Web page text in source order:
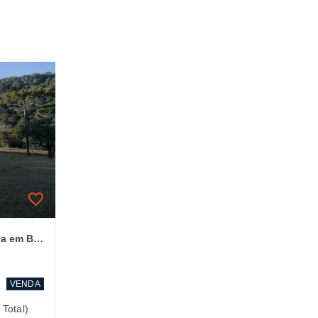
Terreno para Chácara á venda em Bom Jardim da Serra/SC
VENDA